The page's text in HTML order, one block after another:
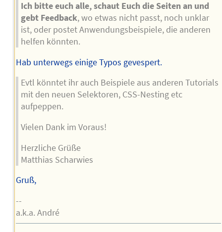
Ich bitte euch alle, schaut Euch die Seiten an und
gebt Feedback, wo etwas nicht passt, noch unklar
ist, oder postet Anwendungsbeispiele, die anderen
helfen könnten.
Hab unterwegs einige Typos gevespert.
Evtl könntet ihr auch Beispiele aus anderen Tutorials
mit den neuen Selektoren, CSS-Nesting etc
aufpeppen.
Vielen Dank im Voraus!
Herzliche Grüße
Matthias Scharwies
Gruß,
--
a.k.a. André